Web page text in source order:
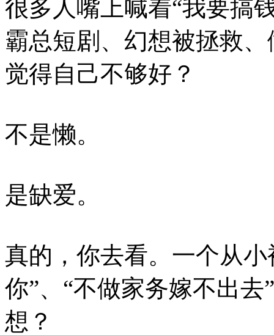
很多人嘴上喊着“我要搞
霸总短剧、幻想被拯救
觉得自己不够好？
不是懒。
是缺爱。
真的，你去看。一个从
你”、“不做家务嫁不出
想？